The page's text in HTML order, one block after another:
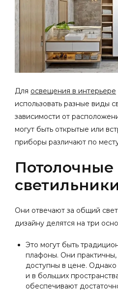
Для освещения в интерьере
использовать разные виды
зависимости от
могут быть открытые или
приборы различают по
Потолочные
светильники
Они отвечают за общий
дизайну делятся на три
Это могут быть
плафоны. Они
доступны в цене.
и в больших
обеспечивают